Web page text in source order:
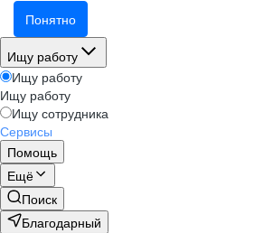
Понятно
Ищу работу
Ищу работу
Ищу работу
Ищу сотрудника
Сервисы
Помощь
Ещё
Поиск
Благодарный